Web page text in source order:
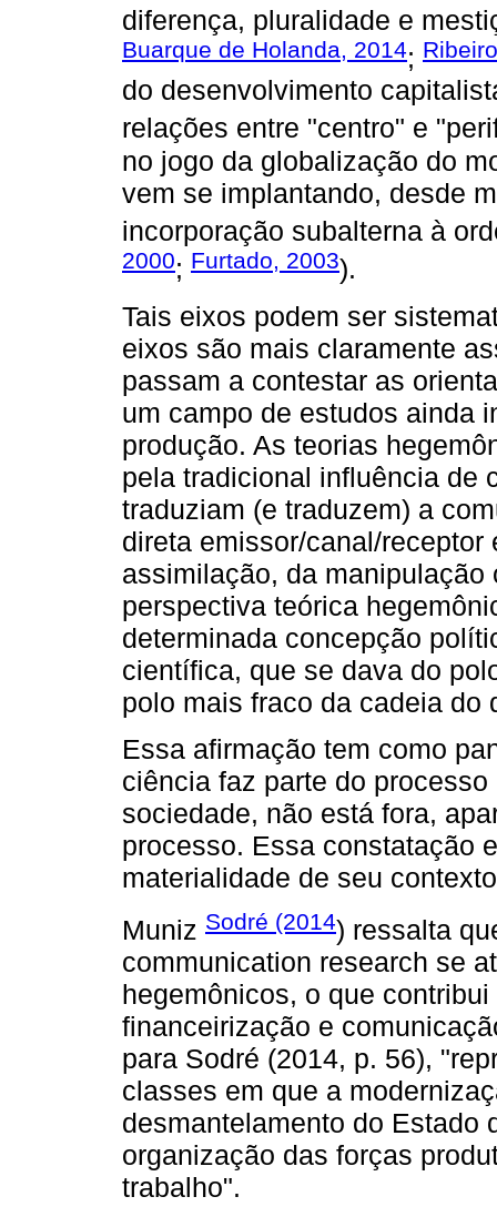
diferença, pluralidade e
Buarque de Holanda, 2014;
do desenvolvimento
relações entre "centro" e
no jogo da globalização do
vem se implantando, desde
incorporação subalterna à
2000; Furtado, 2003).
Tais eixos podem ser
eixos são mais claramente
passam a contestar as
um campo de estudos ainda
produção. As teorias
pela tradicional influência de
traduziam (e traduzem) a
direta emissor/canal/
assimilação, da
perspectiva teórica
determinada concepção
científica, que se dava do
polo mais fraco da cadeia
Essa afirmação tem como
ciência faz parte do
sociedade, não está fora,
processo. Essa constatação
materialidade de seu
Muniz Sodré (2014) ressalta
communication research se
hegemônicos, o que
financeirização e
para Sodré (2014, p. 56),
classes em que a
desmantelamento do Estado
organização das forças
trabalho".